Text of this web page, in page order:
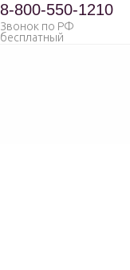
8-800-550-1210
Звонок по РФ
бесплатный